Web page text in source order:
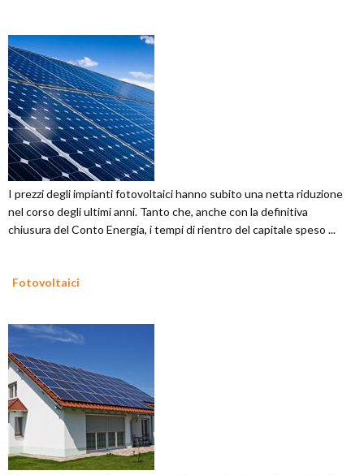
I prezzi degli impianti fotovoltaici hanno subito una netta riduzione
nel corso degli ultimi anni. Tanto che, anche con la definitiva
chiusura del Conto Energia, i tempi di rientro del capitale speso ...
Fotovoltaici